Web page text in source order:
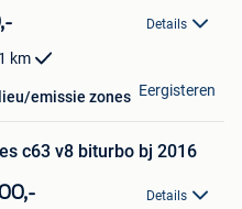
Details
km
emissie zones Eergisteren
c63 v8 biturbo bj 2016
Details